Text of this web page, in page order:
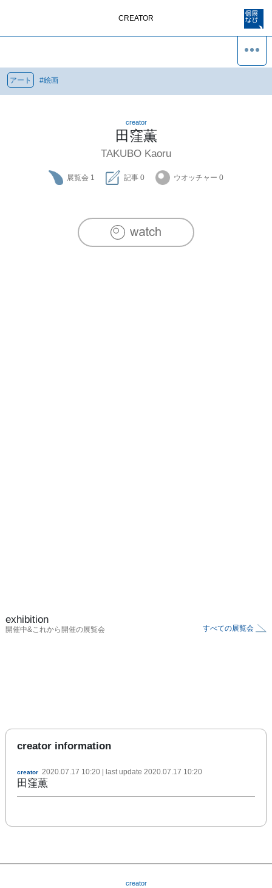
CREATOR
アート #絵画
creator
田窪薫
TAKUBO Kaoru
展覧会 1 記事 0 ウオッチャー 0
exhibition
開催中&これから開催の展覧会 すべての展覧会
creator information
creator 2020.07.17 10:20 | last update 2020.07.17 10:20
田窪薫
creator